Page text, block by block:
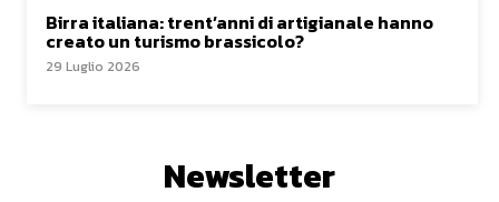
Birra italiana: trent’anni di artigianale hanno
creato un turismo brassicolo?
29 Luglio 2026
Newsletter